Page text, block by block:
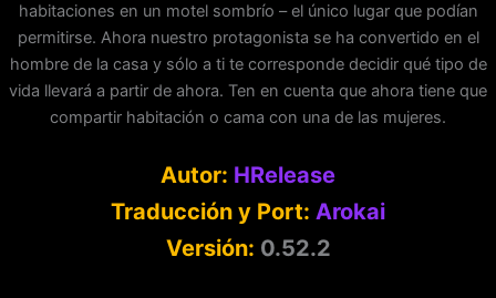
habitaciones en un motel sombrío – el único lugar que podían
permitirse. Ahora nuestro protagonista se ha convertido en el
hombre de la casa y sólo a ti te corresponde decidir qué tipo de
vida llevará a partir de ahora. Ten en cuenta que ahora tiene que
compartir habitación o cama con una de las mujeres.
Autor: HRelease
Traducción y Port: Arokai
Versión: 0.52.2